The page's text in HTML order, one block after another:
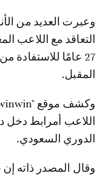
وعبرت العديد من
التعاقد مع اللاعب
27 عامًا
المقبل.
اللاعب أمرابط دخل
الدوري السعودي.
وقال المصدر ذاته